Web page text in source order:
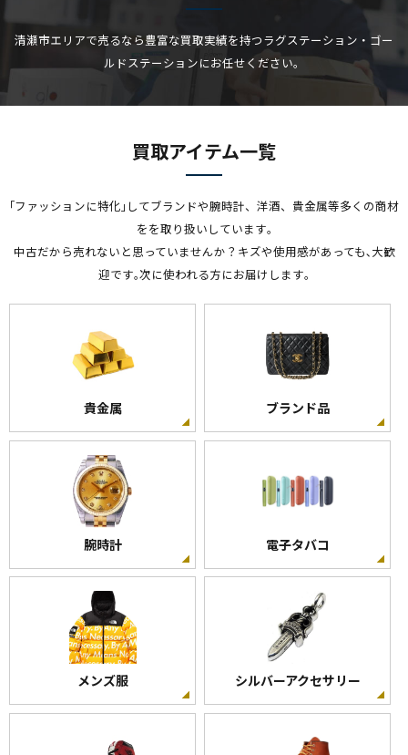
清瀬市エリアで売るなら豊富な買取実績を持つラグステーション・ゴー
ルドステーションにお任せください。
買取アイテム一覧
｢ファッションに特化｣してブランドや腕時計、洋酒、貴金属等多くの商材
をを取り扱いしています｡
中古だから売れないと思っていませんか？キズや使用感があっても､大歓
迎です｡次に使われる方にお届けします｡
貴金属 ブランド品
腕時計 電子タバコ
メンズ服 シルバーアクセサリー